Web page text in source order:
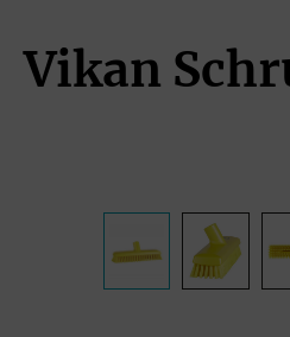
Vikan
Bildergalerie überspringen